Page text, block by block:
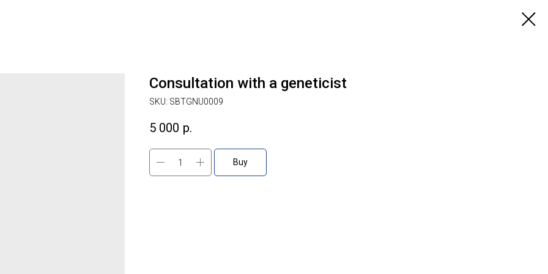
Consultation with a geneticist
SKU: SBTGNU0009
5 000 р.
Buy